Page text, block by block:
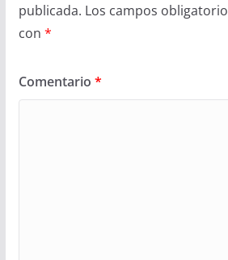
publicada. Los campos
con *
Comentario *